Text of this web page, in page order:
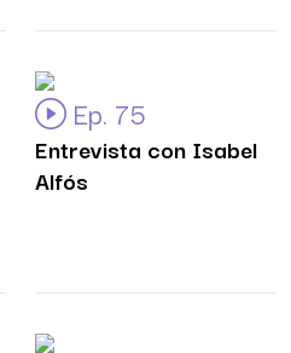
Ep. 75
Entrevista con Isabel
Alfós